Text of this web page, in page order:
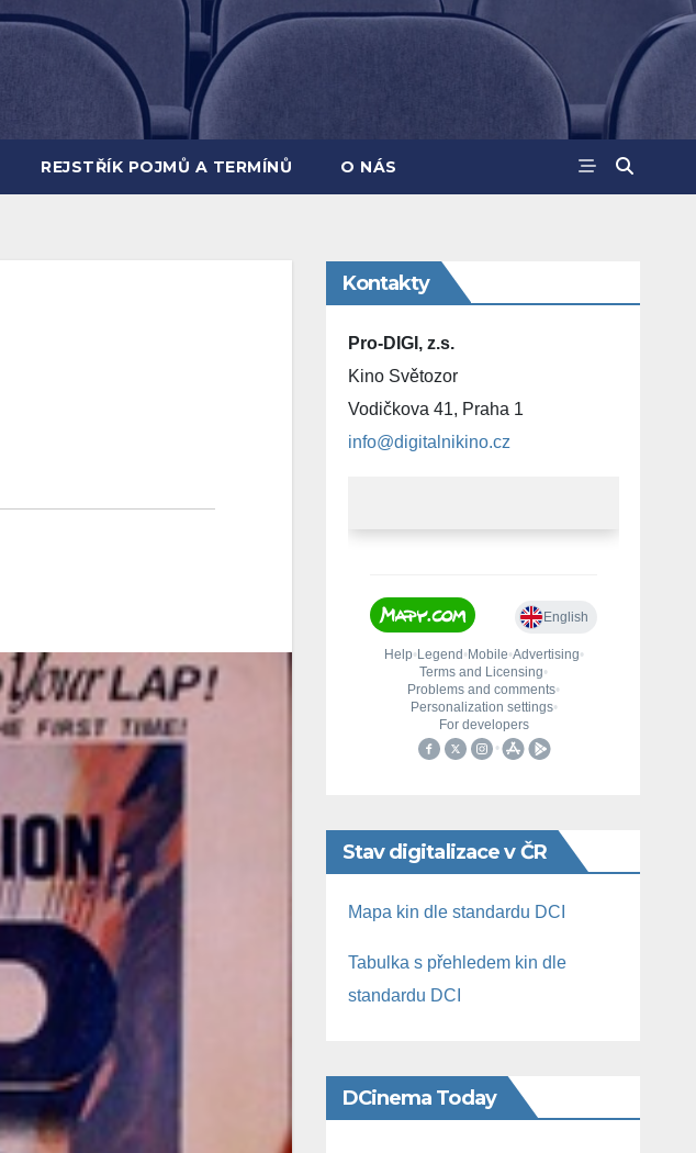
REJSTŘÍK POJMŮ A TERMÍNŮ O NÁS
Kontakty
Pro-DIGI, z.s.
Kino Světozor
Vodičkova 41, Praha 1
info@digitalnikino.cz
Stav digitalizace v ČR
Mapa kin dle standardu DCI
Tabulka s přehledem kin dle
standardu DCI
DCinema Today